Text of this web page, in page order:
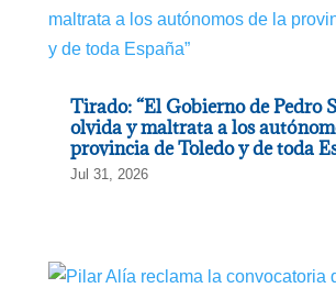
Tirado: “El Gobierno de Pedro
olvida y maltrata a los
provincia de Toledo y de toda
Jul 31, 2026